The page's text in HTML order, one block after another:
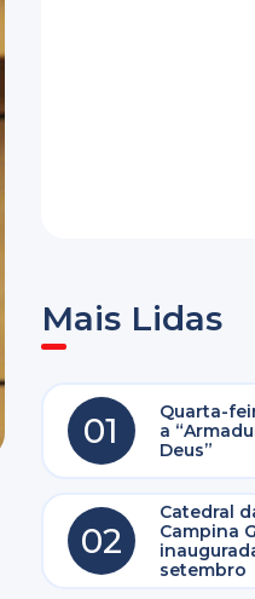
Mais Lidas
01
Quarta-
a
Deus”
02
Catedral
Campina
setembro